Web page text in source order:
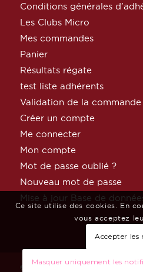
Conditions générales
Les Clubs Micro
Mes commandes
Panier
Résultats régate
test liste adhérents
Validation de la commande
Créer un compte
Me connecter
Mon compte
Mot de passe oublié ?
Nouveau mot de passe
Mise à jour Base de
© Copyright MicroClass France par
Ce site utilise des cookies. En
vous acceptez
Accepter les
Masquer uniquement les